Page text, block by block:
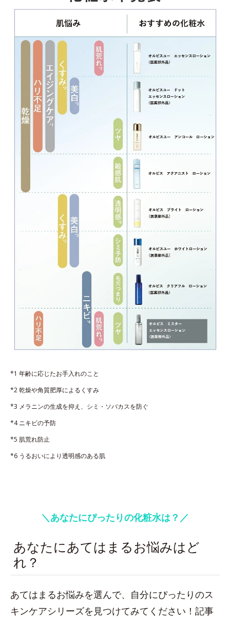
*1 年齢に応じたお手入れのこと
*2 乾燥や角質肥厚によるくすみ
*3 メラニンの生成を抑え、シミ・ソバカスを防ぐ
*4 ニキビの予防
*5 肌荒れ防止
*6 うるおいにより透明感のある肌
＼あなたにぴったりの化粧水は？／
あなたにあてはまるお悩みはど
れ？
あてはまるお悩みを選んで、自分にぴったりのス
キンケアシリーズを見つけてみてください！記事